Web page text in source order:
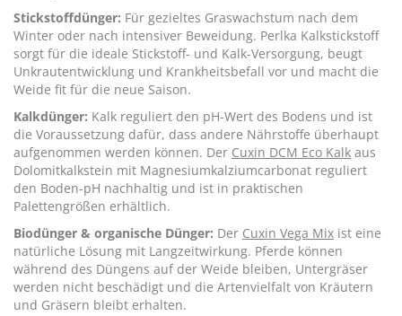
Stickstoffdünger: Für gezieltes Graswachstum nach dem
Winter oder nach intensiver Beweidung. Perlka Kalkstickstoff
sorgt für die ideale Stickstoff- und Kalk-Versorgung, beugt
Unkrautentwicklung und Krankheitsbefall vor und macht die
Weide fit für die neue Saison.
Kalkdünger: Kalk reguliert den pH-Wert des Bodens und ist
die Voraussetzung dafür, dass andere Nährstoffe überhaupt
aufgenommen werden können. Der Cuxin DCM Eco Kalk aus
Dolomitkalkstein mit Magnesiumkalziumcarbonat reguliert
den Boden-pH nachhaltig und ist in praktischen
Palettengrößen erhältlich.
Biodünger & organische Dünger: Der Cuxin Vega Mix ist eine
natürliche Lösung mit Langzeitwirkung. Pferde können
während des Düngens auf der Weide bleiben, Untergräser
werden nicht beschädigt und die Artenvielfalt von Kräutern
und Gräsern bleibt erhalten.